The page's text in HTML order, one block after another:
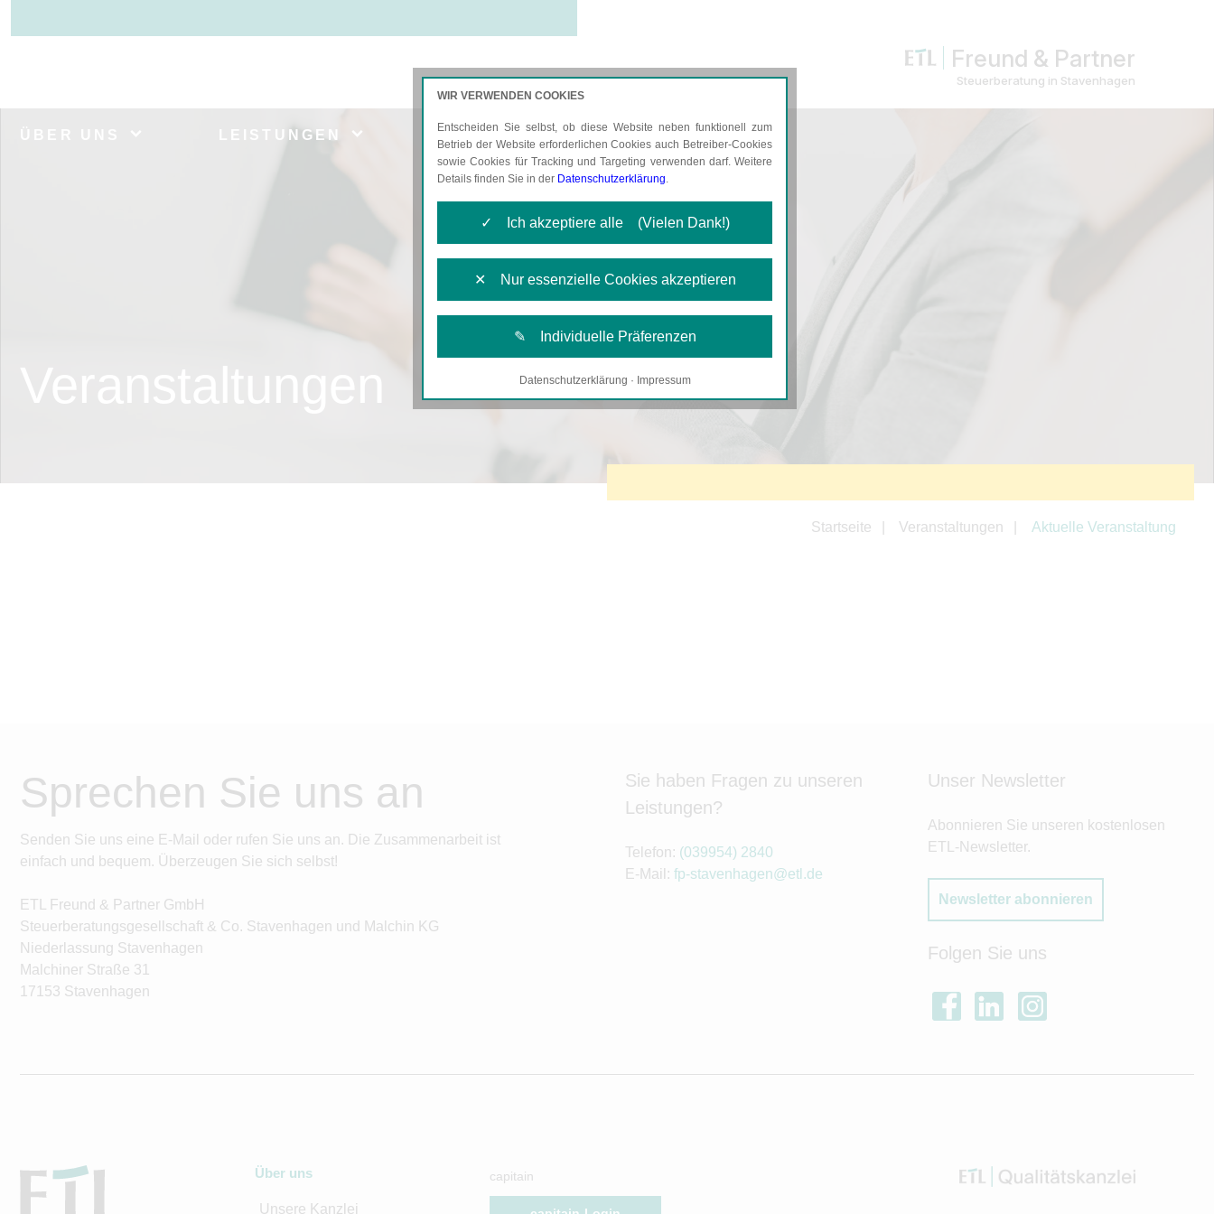
Freund & Partner
Steuerberatung in Stavenhagen
LEISTUNGEN AKTUELLES KARRIERE
Startseite Veranstaltungen Aktuelle Veranstaltung
Sprechen Sie uns an
Senden Sie uns eine E-Mail oder rufen Sie uns an. Die Zusammenarbeit ist
einfach und bequem. Überzeugen Sie sich selbst!
ETL Freund & Partner GmbH
Steuerberatungsgesellschaft & Co. Stavenhagen und Malchin KG
Niederlassung Stavenhagen
Malchiner Straße 31
17153 Stavenhagen
Sie haben Fragen zu unseren
Leistungen?
Telefon: (039954) 2840
E-Mail: fp-stavenhagen@etl.de
Unser Newsletter
Abonnieren Sie unseren kostenlosen
ETL-Newsletter.
Newsletter abonnieren
Folgen Sie uns
Über uns
Unsere Kanzlei
capitain
WIR VERWENDEN COOKIES
Entscheiden Sie selbst, ob diese Website neben funktionell zum
Betrieb der Website erforderlichen Cookies auch Betreiber-Cookies
sowie Cookies für Tracking und Targeting verwenden darf. Weitere
Details finden Sie in der Datenschutzerklärung.
✓ Ich akzeptiere alle (Vielen Dank!)
✕ Nur essenzielle Cookies akzeptieren
✎ Individuelle Präferenzen
Notwendige Cookies
Datenschutzerklärung · Impressum